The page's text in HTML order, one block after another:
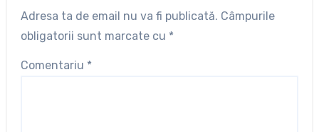
Adresa ta de email nu va fi publicată. Câmpurile
obligatorii sunt marcate cu *
Comentariu *